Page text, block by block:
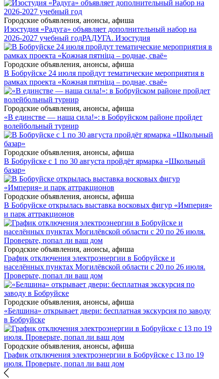
Городские объявления, анонсы, афиша
Изостудия «Радуга» объявляет дополнительный набор на
2026-2027 учебный годРАДУГА. Изостудия
Городские объявления, анонсы, афиша
В Бобруйске 24 июля пройдут тематические мероприятия в
рамках проекта «Кожная пятніца – роднае, сваё»
Городские объявления, анонсы, афиша
«В единстве — наша сила!»: в Бобруйском районе пройдет
волейбольный турнир
Городские объявления, анонсы, афиша
В Бобруйске с 1 по 30 августа пройдёт ярмарка «Школьный
базар»
Городские объявления, анонсы, афиша
В Бобруйске открылась выставка восковых фигур «Империя»
и парк аттракционов
Городские объявления, анонсы, афиша
График отключения электроэнергии в Бобруйске и
населённых пунктах Могилёвской области с 20 по 26 июля.
Проверьте, попал ли ваш дом
Городские объявления, анонсы, афиша
«Белшина» открывает двери: бесплатная экскурсия по заводу
в Бобруйске
Городские объявления, анонсы, афиша
График отключения электроэнергии в Бобруйске с 13 по 19
июля. Проверьте, попал ли ваш дом